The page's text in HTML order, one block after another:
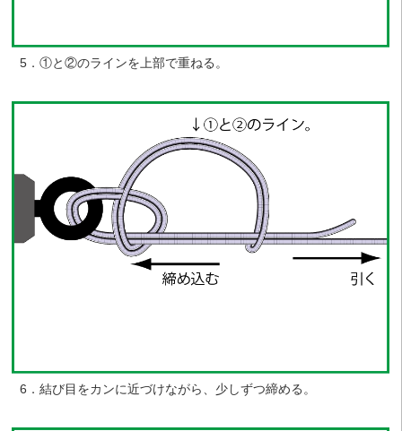
5．①と②のラインを上部で重ねる。
6．結び目をカンに近づけながら、少しずつ締める。